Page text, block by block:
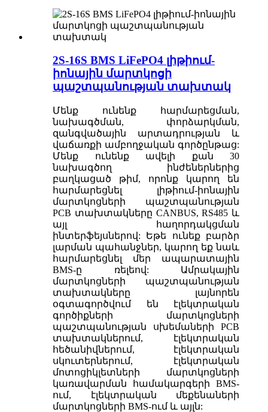
2S-16S BMS LiFePO4 լիթիում-
իոնային մարտկոցի
պաշտպանության տախտակ
Մենք ունենք հարմարեցման,
նախագծման, փորձարկման,
զանգվածային արտադրության և
վաճառքի ամբողջական գործընթաց:
Մենք ունենք ավելի քան 30
նախագծող ինժեներներից
բաղկացած թիմ, որոնք կարող են
հարմարեցնել լիթիում-իոնային
մարտկոցների պաշտպանության
PCB տախտակները CANBUS, RS485 և
այլ հաղորդակցման
ինտերֆեյսներով: Եթե ​​ունեք բարձր
լարման պահանջներ, կարող եք նաև
հարմարեցնել մեր ապարատային
BMS-ը ռելեով: Ամրակային
մարտկոցների պաշտպանության
տախտակները լայնորեն
օգտագործվում են էլեկտրական
գործիքների մարտկոցների
պաշտպանության սխեմաների PCB
տախտակներում, էլեկտրական
հեծանիվներում, էլեկտրական
սկուտերներում, էլեկտրական
մոտոցիկլետների մարտկոցների
կառավարման համակարգերի BMS-
ում, էլեկտրական մեքենաների
մարտկոցների BMS-ում և այլն: